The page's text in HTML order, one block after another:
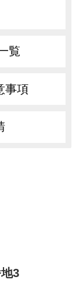
覧
事項
3